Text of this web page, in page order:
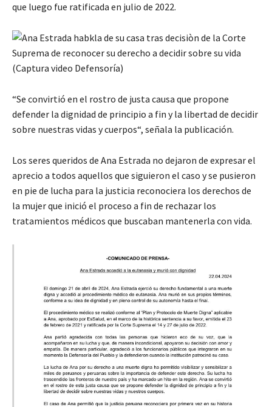
que luego fue ratificada en julio de 2022.
“Se convirtió en el rostro de justa causa que propone
defender la dignidad de principio a fin y la libertad de decidir
sobre nuestras vidas y cuerpos“, señala la publicación.
Los seres queridos de Ana Estrada no dejaron de expresar el
aprecio a todos aquellos que siguieron el caso y se pusieron
en pie de lucha para la justicia reconociera los derechos de
la mujer que inició el proceso a fin de rechazar los
tratamientos médicos que buscaban mantenerla con vida.